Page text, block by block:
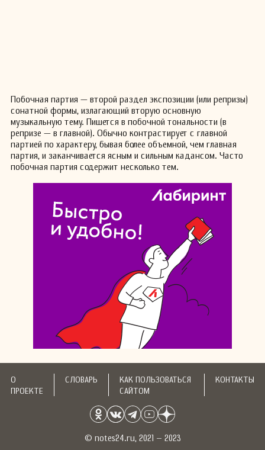
Побочная партия — второй раздел экспозиции (или репризы)
сонатной формы, излагающий вторую основную
музыкальную тему. Пишется в побочной тональности (в
репризе — в главной). Обычно контрастирует с главной
партией по характеру, бывая более объемной, чем главная
партия, и заканчивается ясным и сильным кадансом. Часто
побочная партия содержит несколько тем.
О
ПРОЕКТЕ
СЛОВАРЬ
КАК ПОЛЬЗОВАТЬСЯ
САЙТОМ
КОНТАКТЫ
© notes24.ru, 2021 – 2023